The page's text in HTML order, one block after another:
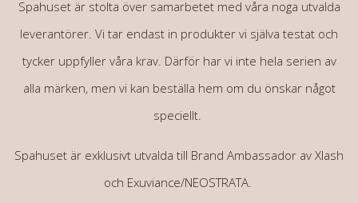
Spahuset är stolta över samarbetet med våra noga utvalda
leverantörer. Vi tar endast in produkter vi själva testat och
tycker uppfyller våra krav. Därför har vi inte hela serien av
alla märken, men vi kan beställa hem om du önskar något
speciellt.
Spahuset är exklusivt utvalda till Brand Ambassador av Xlash
och Exuviance/NEOSTRATA.